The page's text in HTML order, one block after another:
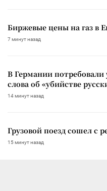
Биржевые цены на газ в
7 минут назад
В Германии потребовали
слова об «убийстве
14 минут назад
Грузовой поезд сошел с
15 минут назад